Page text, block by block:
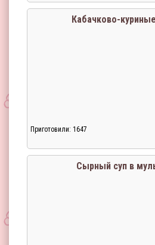
Кабачково-
Приготовили: 1647
Сырный суп в